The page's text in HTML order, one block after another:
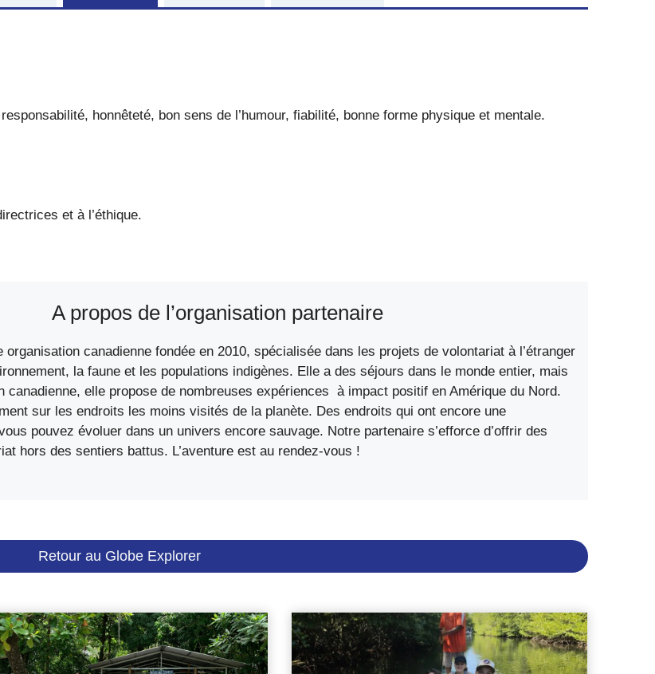
honnêteté, bon sens de l’humour, fiabilité, bonne forme physique et mentale.
et à l’éthique.
A propos de l’organisation partenaire
organisation canadienne fondée en 2010, spécialisée dans les projets de volontariat à l’étranger
la faune et les populations indigènes. Elle a des séjours dans le monde entier, mais
canadienne, elle propose de nombreuses expériences à impact positif en Amérique du Nord.
sur les endroits les moins visités de la planète. Des endroits qui ont encore une
pouvez évoluer dans un univers encore sauvage. Notre partenaire s’efforce d’offrir des
hors des sentiers battus. L’aventure est au rendez-vous !
Retour au Globe Explorer